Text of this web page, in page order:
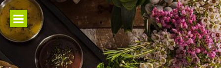
Naar
de
inhoud
springen